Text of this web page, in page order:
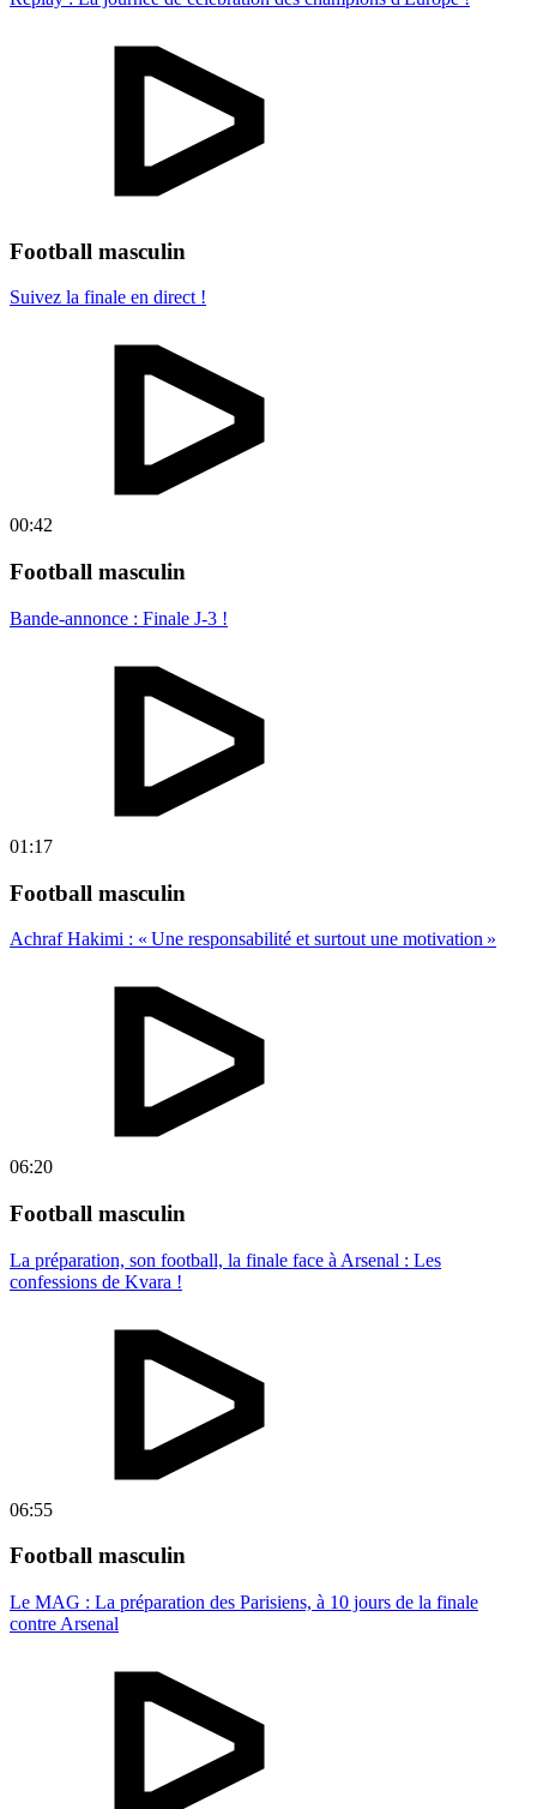
Football masculin
Suivez la finale en direct !
00:42
Football masculin
Bande-annonce : Finale J-3 !
01:17
Football masculin
Achraf Hakimi : « Une responsabilité et surtout une motivation »
06:20
Football masculin
La préparation, son football, la finale face à Arsenal : Les
confessions de Kvara !
06:55
Football masculin
Le MAG : La préparation des Parisiens, à 10 jours de la finale
contre Arsenal